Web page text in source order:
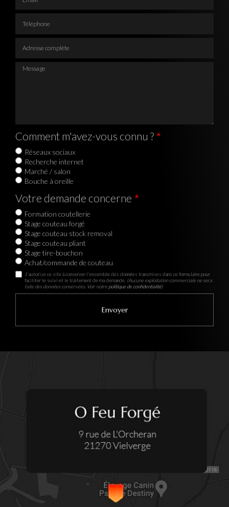
Message
Comment m'avez-vous connu ?
Réseaux sociaux
Recherche internet
Marché / salon
Bouche à oreille
Votre demande concerne
Formation coutellerie
Stage couteau forgé
Stage couteau stock removal
Stage couteau pliant
Stage tire-bouchon
Achat/commande de couteau
J'autorise ce site à conserver l'ensemble des données transmises dans ce formulaire pour
faciliter le suivi et le traitement de ma demande. (Aucune exploitation commerciale ne sera
faite des données conservées. Voir notrepolitique de confidentialité)